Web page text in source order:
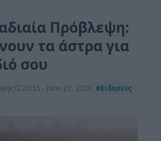
Πρόβλεψη:
τα άστρα για
σου
20:55 - June 21, 2026 #Ειδησεις